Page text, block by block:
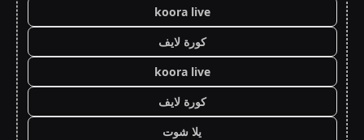
koora live
كورة لايف
koora live
كورة لايف
يلا شوت